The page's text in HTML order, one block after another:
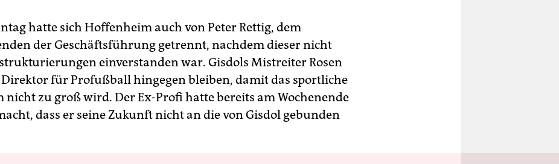
hatte sich Hoffenheim auch von Peter Rettig, dem
der Geschäftsführung getrennt, nachdem dieser nicht
einverstanden war. Gisdols Mistreiter Rosen
für Profußball hingegen bleiben, damit das sportliche
nicht zu groß wird. Der Ex-Profi hatte bereits am Wochenende
dass er seine Zukunft nicht an die von Gisdol gebunden